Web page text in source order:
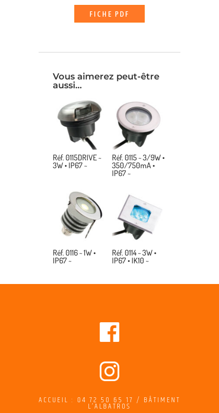
FICHE PDF
Vous aimerez peut-être
aussi…
Réf. 0115DRIVE ~
3W • IP67 ~
Réf. 0115 ~ 3/9W •
350/750mA •
IP67 ~
Réf. 0116 ~ 1W •
IP67 ~
Réf. 0114 ~ 3W •
IP67 • IK10 ~
ACCUEIL : 04 72 50 65 17 / BÂTIMENT
L’ALBATROS